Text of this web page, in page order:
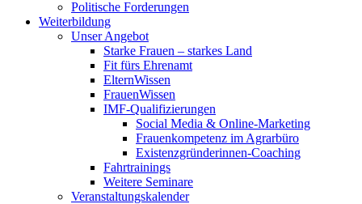
Politische Forderungen
Weiterbildung
Unser Angebot
Starke Frauen – starkes Land
Fit fürs Ehrenamt
ElternWissen
FrauenWissen
IMF-Qualifizierungen
Social Media & Online-Marketing
Frauenkompetenz im Agrarbüro
Existenzgründerinnen-Coaching
Fahrtrainings
Weitere Seminare
Veranstaltungskalender